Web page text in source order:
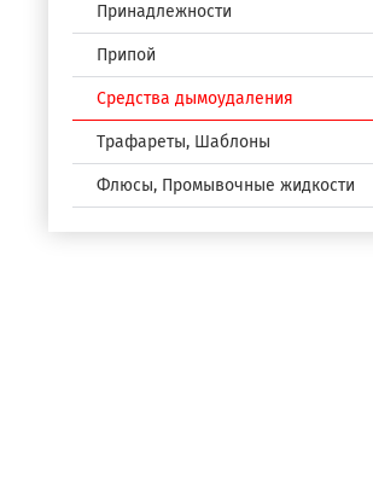
Принадлежности
Припой
Средства дымоудаления
Трафареты, Шаблоны
Флюсы, Промывочные жидкости